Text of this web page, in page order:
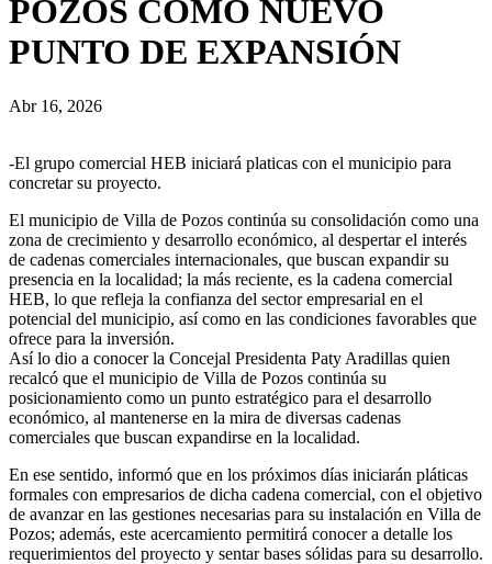
POZOS COMO NUEVO
PUNTO DE EXPANSIÓN
Abr 16, 2026
-El grupo comercial HEB iniciará platicas con el municipio para
concretar su proyecto.
El municipio de Villa de Pozos continúa su consolidación como una
zona de crecimiento y desarrollo económico, al despertar el interés
de cadenas comerciales internacionales, que buscan expandir su
presencia en la localidad; la más reciente, es la cadena comercial
HEB, lo que refleja la confianza del sector empresarial en el
potencial del municipio, así como en las condiciones favorables que
ofrece para la inversión.
Así lo dio a conocer la Concejal Presidenta Paty Aradillas quien
recalcó que el municipio de Villa de Pozos continúa su
posicionamiento como un punto estratégico para el desarrollo
económico, al mantenerse en la mira de diversas cadenas
comerciales que buscan expandirse en la localidad.
En ese sentido, informó que en los próximos días iniciarán pláticas
formales con empresarios de dicha cadena comercial, con el objetivo
de avanzar en las gestiones necesarias para su instalación en Villa de
Pozos; además, este acercamiento permitirá conocer a detalle los
requerimientos del proyecto y sentar bases sólidas para su desarrollo.